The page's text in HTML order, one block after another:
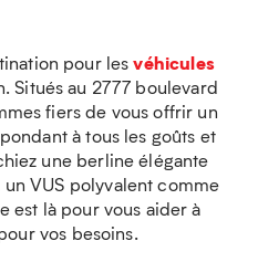
pour lesvéhicules
Situés au 2777 boulevard
fiers de vous offrir un
à tous les goûts et
une berline élégante
VUS polyvalent comme
est là pour vous aider à
vos besoins.